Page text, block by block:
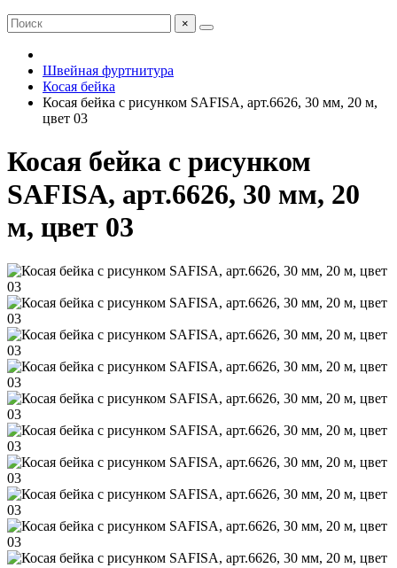
×
Швейная фуртнитура
Косая бейка
Косая бейка с рисунком SAFISA, арт.6626, 30 мм, 20 м,
цвет 03
Косая бейка с рисунком
SAFISA, арт.6626, 30 мм, 20
м, цвет 03